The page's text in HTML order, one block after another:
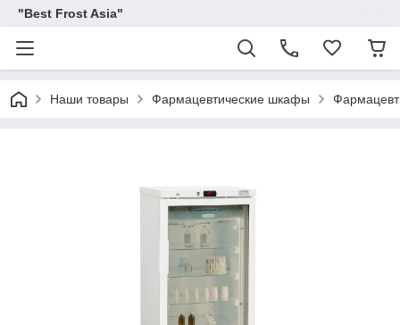
"Best Frost Asia"
Наши товары Фармацевтические шкафы